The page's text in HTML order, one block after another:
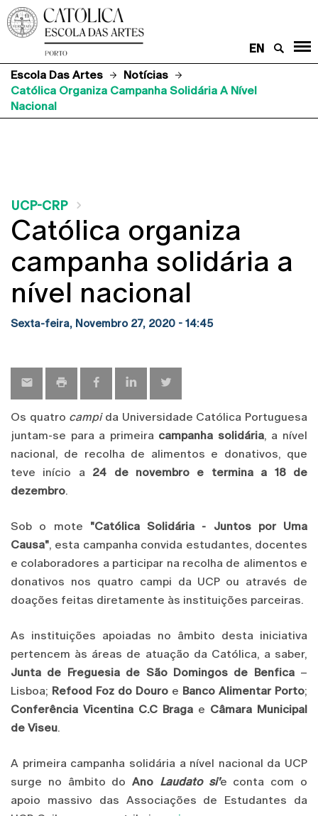
EN
Escola Das Artes
Notícias
Católica Organiza Campanha Solidária A Nível
Nacional
UCP-CRP
Católica organiza
campanha solidária a
nível nacional
Sexta-feira, Novembro 27, 2020 - 14:45
Os quatro campi da Universidade Católica Portuguesa
juntam-se para a primeira campanha solidária, a nível
nacional, de recolha de alimentos e donativos, que
teve início a 24 de novembro e termina a 18 de
dezembro.
Sob o mote "Católica Solidária - Juntos por Uma
Causa", esta campanha convida estudantes, docentes
e colaboradores a participar na recolha de alimentos e
donativos nos quatro campi da UCP ou através de
doações feitas diretamente às instituições parceiras.
As instituições apoiadas no âmbito desta iniciativa
pertencem às áreas de atuação da Católica, a saber,
Junta de Freguesia de São Domingos de Benfica–
Lisboa; Refood Foz do Douro e Banco Alimentar Porto;
Conferência Vicentina C.C Braga e Câmara Municipal
de Viseu.
A primeira campanha solidária a nível nacional da UCP
surge no âmbito doAno Laudato si'e conta com o
apoio massivo das Associações de Estudantes da